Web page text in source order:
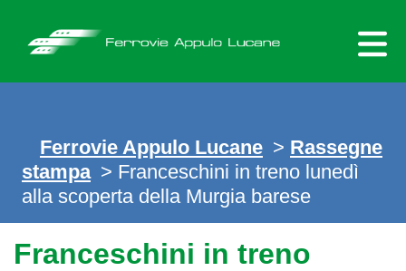
content
Ferrovie Appulo Lucane > Rassegne
stampa > Franceschini in treno lunedì
alla scoperta della Murgia barese
Franceschini in treno